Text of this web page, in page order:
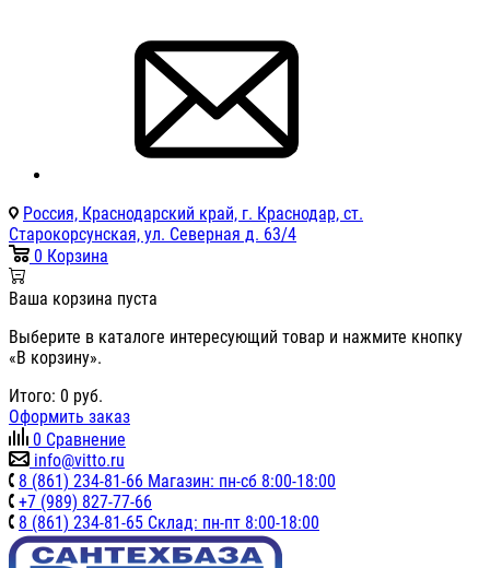
Россия, Краснодарский край, г. Краснодар, ст.
Старокорсунская, ул. Северная д. 63/4
0 Корзина
Ваша корзина пуста
Выберите в каталоге интересующий товар и нажмите кнопку
«В корзину».
Итого: 0 руб.
Оформить заказ
0 Сравнение
info@vitto.ru
8 (861) 234-81-66 Магазин: пн-сб 8:00-18:00
+7 (989) 827-77-66
8 (861) 234-81-65 Склад: пн-пт 8:00-18:00